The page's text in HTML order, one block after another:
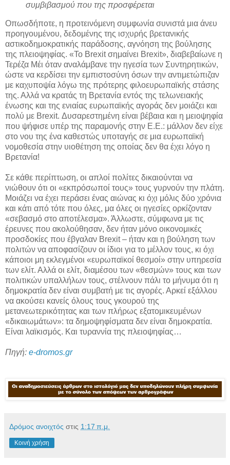
συμβιβασμού που της προσφέρεται
Οπωσδήποτε, η προτεινόμενη συμφωνία συνιστά μια άνευ
προηγουμένου, δεδομένης της ισχυρής βρετανικής
αστικοδημοκρατικής παράδοσης, αγνόηση της βούλησης
της πλειοψηφίας. «Το Brexit σημαίνει Brexit», διαβεβαίωνε η
Τερέζα Μέι όταν αναλάμβανε την ηγεσία των Συντηρητικών,
ώστε να κερδίσει την εμπιστοσύνη όσων την αντιμετώπιζαν
με καχυποψία λόγω της πρότερης φιλοευρωπαϊκής στάσης
της. Αλλά να κρατάς τη Βρετανία εντός της τελωνειακής
ένωσης και της ενιαίας ευρωπαϊκής αγοράς δεν μοιάζει και
πολύ με Brexit. Δυσαρεστημένη είναι βέβαια και η μειοψηφία
που ψήφισε υπέρ της παραμονής στην Ε.Ε.: μάλλον δεν είχε
στο νου της ένα καθεστώς υποταγής σε μια ευρωπαϊκή
νομοθεσία στην υιοθέτηση της οποίας δεν θα έχει λόγο η
Βρετανία!
Σε κάθε περίπτωση, οι απλοί πολίτες δικαιούνται να
νιώθουν ότι οι «εκπρόσωποί τους» τους γυρνούν την πλάτη.
Μοιάζει να έχει περάσει ένας αιώνας κι όχι μόλις δύο χρόνια
και κάτι από τότε που όλες, μα όλες οι ηγεσίες ορκίζονταν
«σεβασμό στο αποτέλεσμα». Άλλωστε, σύμφωνα με τις
έρευνες που ακολούθησαν, δεν ήταν μόνο οικονομικές
προσδοκίες που έβγαλαν Brexit – ήταν και η βούληση των
πολιτών να αποφασίζουν οι ίδιοι για το μέλλον τους, κι όχι
κάποιοι μη εκλεγμένοι «ευρωπαϊκοί θεσμοί» στην υπηρεσία
των ελίτ. Αλλά οι ελίτ, διαμέσου των «θεσμών» τους και των
πολιτικών υπαλλήλων τους, στέλνουν πάλι το μήνυμα ότι η
δημοκρατία δεν είναι συμβατή με τις αγορές. Αρκεί εξάλλου
να ακούσει κανείς όλους τους γκουρού της
μετανεωτερικότητας και των πλήρως εξατομικευμένων
«δικαιωμάτων»: τα δημοψηφίσματα δεν είναι δημοκρατία.
Είναι λαϊκισμός. Και τυραννία της πλειοψηφίας…
Πηγή: e-dromos.gr
Δρόμος ανοιχτός στις 1:17 π.μ.
Κοινή χρήση